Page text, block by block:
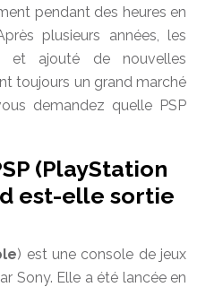
pendant des heures en
plusieurs années, les
et ajouté de nouvelles
toujours un grand marché
demandez quelle PSP
(PlayStation
est-elle sortie
) est une console de jeux
Sony. Elle a été lancée en